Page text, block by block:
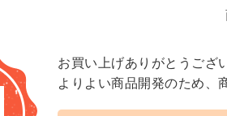
お買い上げありがとうござ
よりよい商品開発のため、